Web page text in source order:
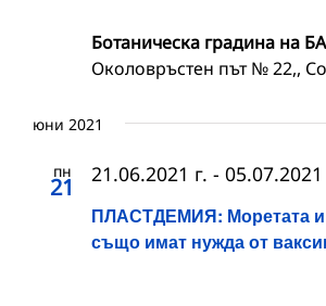
Ботаническа градина на
Околовръстен път № 22,,
юни 2021
пн
21
ПЛАСТДЕМИЯ: Моретата и
също имат нужда от
21.06.2021 г. - 05.07.2021